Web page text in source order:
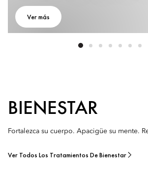
Ver más
BIENESTAR
Fortalezca su cuerpo. Apacigüe su mente.
Ver Todos Los Tratamientos De Bienestar